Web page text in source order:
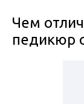
Чем
педикюр